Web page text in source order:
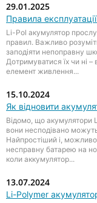
29.01.2025
Правила
Li-Pol акумулятор
правил. Важливо
заподіяти непоправну
Дотримуватися їх чи ні
елемент живлення...
15.10.2024
Як відновити
Відомо, що акумулятори
вони несподівано
Найпростіший і,
несправну батарею на
коли аккумулятор...
13.07.2024
Li-Polymer